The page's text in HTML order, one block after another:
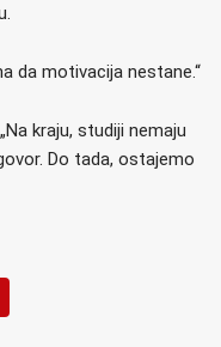
da motivacija nestane.“
kraju, studiji nemaju
Do tada, ostajemo